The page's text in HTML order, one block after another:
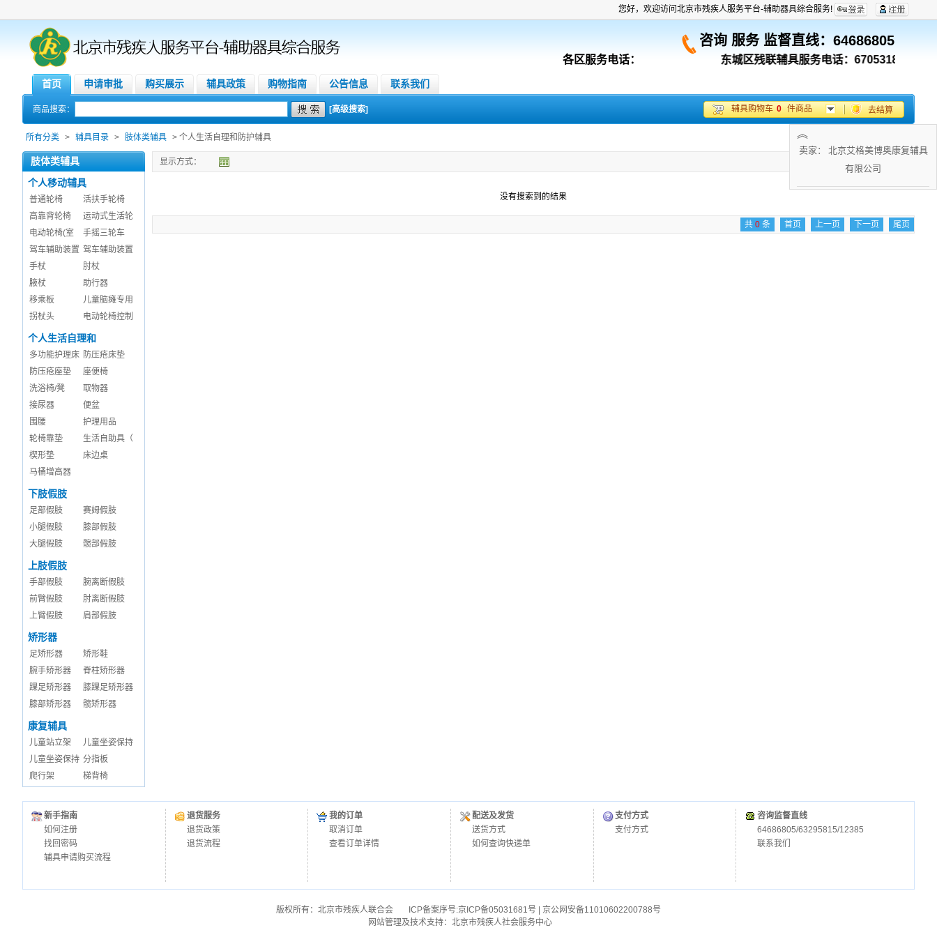
您好，欢迎访问北京市残疾人服务平台-辅助器具综合服务!
咨询 服务 监督直线： 64686805
各区服务电话： 东城区残联辅具服务电话：67053180；
首页 申请审批 购买展示 辅具政策 购物指南 公告信息 联系我们
商品搜索： [高级搜索] 辅具购物车 0 件商品 去结算
︽
卖家： 北京艾格美博奥康复辅具
有限公司
所有分类 > 辅具目录 > 肢体类辅具 > 个人生活自理和防护辅具
肢体类辅具
个人移动辅具
普通轮椅
活扶手轮椅
高靠背轮椅
运动式生活轮
电动轮椅(室
手摇三轮车
驾车辅助装置 驾车辅助装置
手杖
肘杖
腋杖
助行器
移乘板
儿童脑瘫专用
拐杖头
电动轮椅控制
个人生活自理和
多功能护理床 防压疮床垫
防压疮座垫
座便椅
洗浴椅/凳
取物器
接尿器
便盆
围腰
护理用品
轮椅靠垫
生活自助具（
楔形垫
床边桌
马桶增高器
下肢假肢
足部假肢
赛姆假肢
小腿假肢
膝部假肢
大腿假肢
髋部假肢
上肢假肢
手部假肢
腕离断假肢
前臂假肢
肘离断假肢
上臂假肢
肩部假肢
矫形器
足矫形器
矫形鞋
腕手矫形器
脊柱矫形器
踝足矫形器
膝踝足矫形器
膝部矫形器
髋矫形器
康复辅具
儿童站立架
儿童坐姿保持
儿童坐姿保持 分指板
爬行架
梯背椅
显示方式：
没有搜索到的结果
共 0 条 首页 上一页 下一页 尾页
新手指南
如何注册
找回密码
辅具申请购买流程
退货服务
退货政策
退货流程
我的订单
取消订单
查看订单详情
配送及发货
送货方式
如何查询快递单
支付方式
支付方式
咨询监督直线
64686805/63295815/12385
联系我们
版权所有：北京市残疾人联合会 ICP备案序号:京ICP备05031681号 | 京公网安备11010602200788号
网站管理及技术支持：北京市残疾人社会服务中心